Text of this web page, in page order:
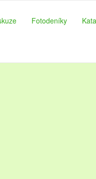
Fotodeníky